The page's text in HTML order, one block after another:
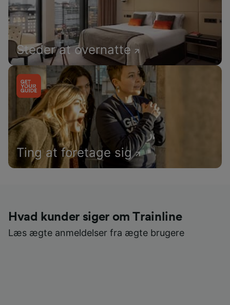
Steder at overnatte
Ting at foretage sig
Hvad kunder siger om Trainline
Læs ægte anmeldelser fra ægte brugere